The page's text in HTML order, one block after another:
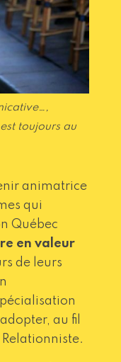
toujours au
animatrice
qui
Québec
en valeur
de leurs
au fil